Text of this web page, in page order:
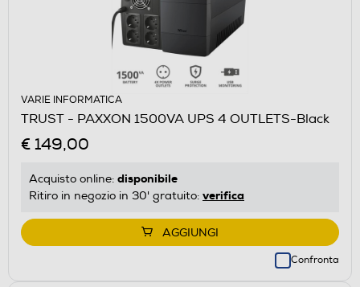
VARIE INFORMATICA
TRUST - PAXXON 1500VA UPS 4 OUTLETS-Black
€ 149,00
Acquisto online: disponibile
Ritiro in negozio in 30' gratuito: verifica
AGGIUNGI
Confronta